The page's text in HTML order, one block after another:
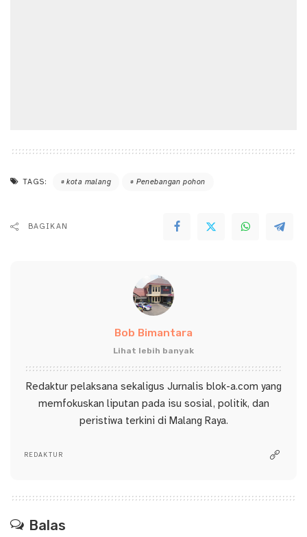
TAGS: kota malang Penebangan pohon
BAGIKAN
Bob Bimantara
Lihat lebih banyak
Redaktur pelaksana sekaligus Jurnalis blok-a.com yang
memfokuskan liputan pada isu sosial, politik, dan
peristiwa terkini di Malang Raya.
REDAKTUR
Balas